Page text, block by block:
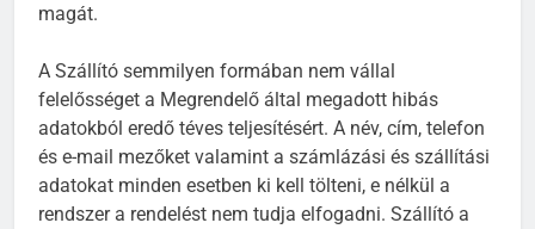
magát.
A Szállító semmilyen formában nem vállal
felelősséget a Megrendelő által megadott hibás
adatokból eredő téves teljesítésért. A név, cím, telefon
és e-mail mezőket valamint a számlázási és szállítási
adatokat minden esetben ki kell tölteni, e nélkül a
rendszer a rendelést nem tudja elfogadni. Szállító a